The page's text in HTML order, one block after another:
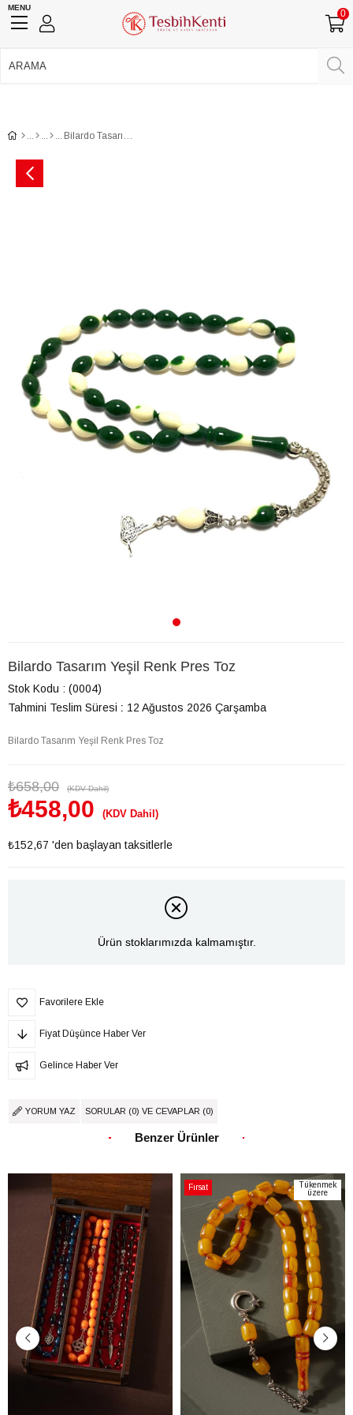
MENU
0
Bilardo Tasarım Yeşil Renk Pres Toz
Bilardo Tasarım Yeşil Renk Pres Toz
Stok Kodu
(0004)
Tahmini Teslim Süresi : 12 Ağustos 2026 Çarşamba
Bilardo Tasarım Yeşil Renk Pres Toz
₺658,00 (KDV Dahil)
₺458,00 (KDV Dahil)
₺152,67 'den başlayan taksitlerle
Ürün stoklarımızda kalmamıştır.
Favorilere Ekle
Fiyat Düşünce Haber Ver
Gelince Haber Ver
YORUM YAZ SORULAR (0) VE CEVAPLAR (0)
Benzer Ürünler
Fırsat
Ürünü
Tükenmek
üzere